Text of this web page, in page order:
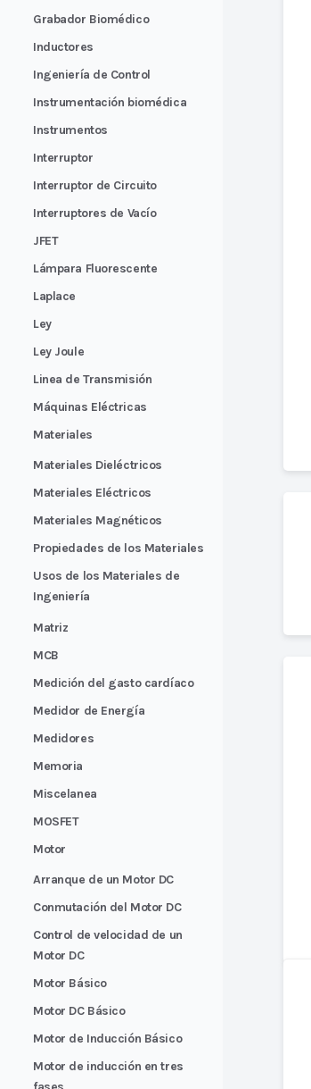
Grabador Biomédico
Inductores
Ingeniería de Control
Instrumentación biomédica
Instrumentos
Interruptor
Interruptor de Circuito
Interruptores de Vacío
JFET
Lámpara Fluorescente
Laplace
Ley
Ley Joule
Linea de Transmisión
Máquinas Eléctricas
Materiales
Materiales Dieléctricos
Materiales Eléctricos
Materiales Magnéticos
Propiedades de los Materiales
Usos de los Materiales de
Ingeniería
Matriz
MCB
Medición del gasto cardíaco
Medidor de Energía
Medidores
Memoria
Miscelanea
MOSFET
Motor
Arranque de un Motor DC
Conmutación del Motor DC
Control de velocidad de un
Motor DC
Motor Básico
Motor DC Básico
Motor de Inducción Básico
Motor de inducción en tres